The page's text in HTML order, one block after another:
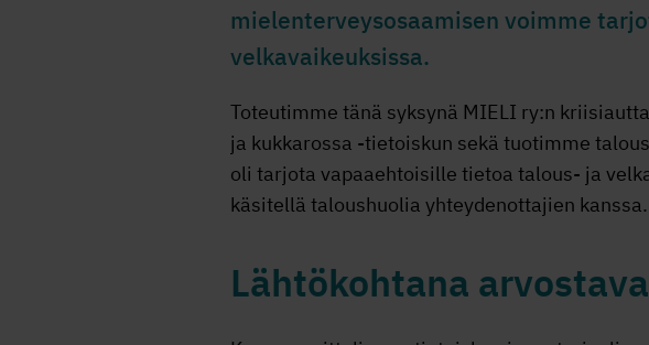
mielenterveysosaamisen voimme
velkavaikeuksissa.
Toteutimme tänä syksynä MIELI ry:n
ja kukkarossa -tietoiskun sekä tuotimme
oli tarjota vapaaehtoisille tietoa talous- ja
käsitellä taloushuolia yhteydenottajien kanssa.
Lähtökohtana